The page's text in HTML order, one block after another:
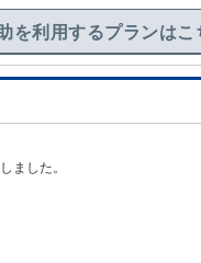
を利用するプランはこ
ました。